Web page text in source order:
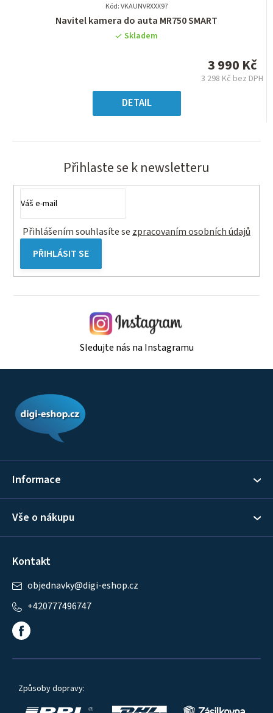
Kód: VKAUNVRXXX97
Průměrné
hodnocení
5
hvězdiček.
Navitel kamera do auta MR750 SMART
Skladem
3 990 Kč
3 298 Kč bez DPH
DETAIL
Přihlaste se k newsletteru
Přihlášením souhlasíte sezpracovaním osobních údajů
PŘIHLÁSIT SE
Sledujte nás na Instagramu
Informace
Vše o nákupu
Kontakt
objednavky@digi-eshop.cz
+420777496747
Způsoby dopravy: